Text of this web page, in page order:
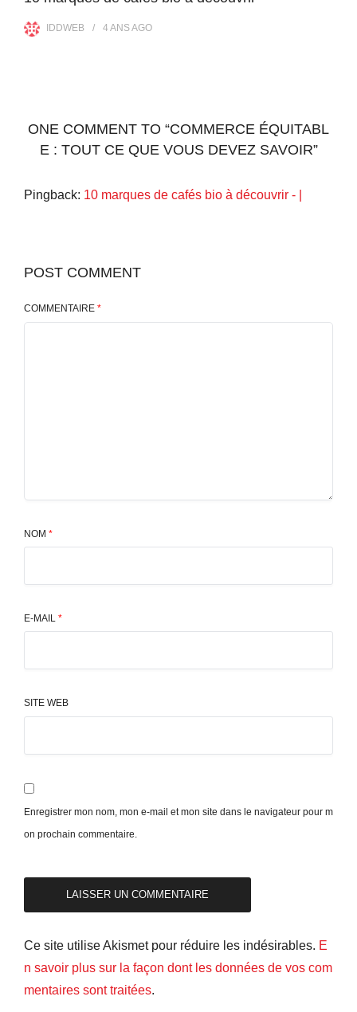
IDDWEB 4 ANSAGO
ONE COMMENT TO “COMMERCE ÉQUITABL
E : TOUT CE QUE VOUS DEVEZ SAVOIR”
Pingback: 10 marques de cafés bio à découvrir - |
POST COMMENT
COMMENTAIRE *
NOM *
E-MAIL *
SITE WEB
Enregistrer mon nom, mon e-mail et mon site dans le navigateur pour m
on prochain commentaire.
Ce site utilise Akismet pour réduire les indésirables. E
n savoir plus sur la façon dont les données de vos com
mentaires sont traitées.